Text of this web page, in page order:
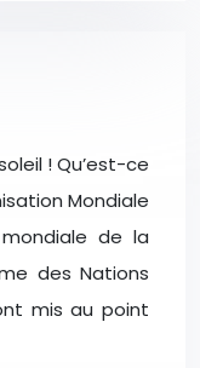
! Qu’est-ce
Mondiale
de la
des Nations
mis au point